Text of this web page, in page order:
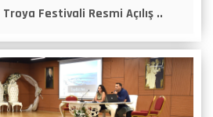
Festivali Resmi Açılış ..